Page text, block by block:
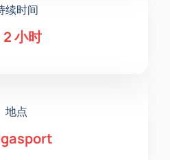
续时间
2 小时
地点